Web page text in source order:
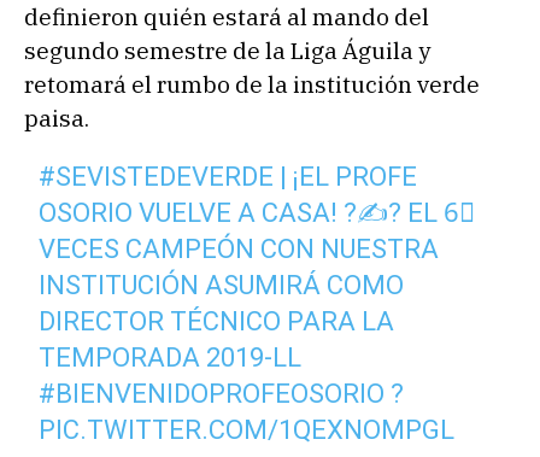
definieron quién estará al mando del
segundo semestre de la Liga Águila y
retomará el rumbo de la institución verde
paisa.
#SEVISTEDEVERDE | ¡EL PROFE
OSORIO VUELVE A CASA! ?✍? EL 6⃣
VECES CAMPEÓN CON NUESTRA
INSTITUCIÓN ASUMIRÁ COMO
DIRECTOR TÉCNICO PARA LA
TEMPORADA 2019-LL
#BIENVENIDOPROFEOSORIO ?
PIC.TWITTER.COM/1QEXNOMPGL